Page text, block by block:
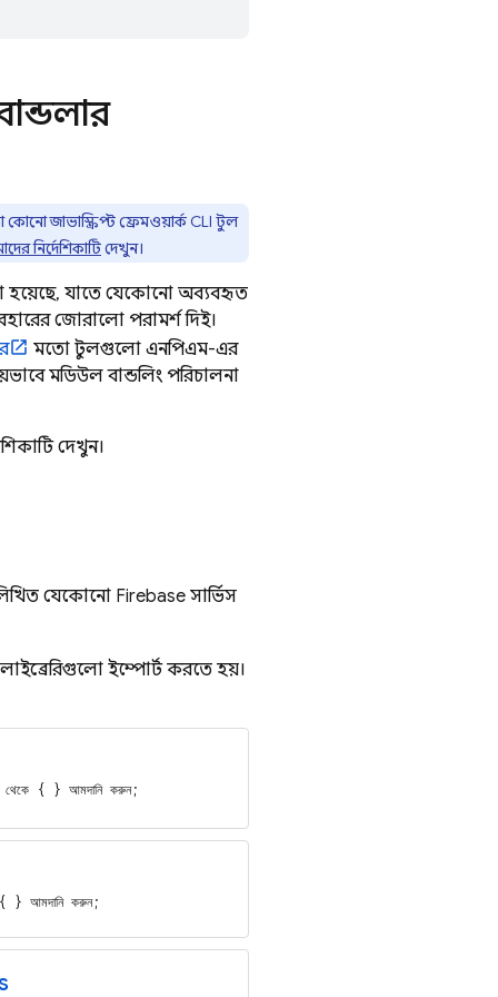
জাভাস্ক্রিপ্ট ফ্রেমওয়ার্ক CLI টুল
নির্দেশিকাটিদেখুন।
হয়েছে, যাতে যেকোনো অব্যবহৃত
জোরালো পরামর্শ দিই।
মতো টুলগুলো এনপিএম-এর
মডিউল বান্ডলিং পরিচালনা
দেখুন।
যেকোনো Firebase সার্ভিস
ইম্পোর্ট করতে হয়।
{ } আমদানি করুন;
আমদানি করুন;